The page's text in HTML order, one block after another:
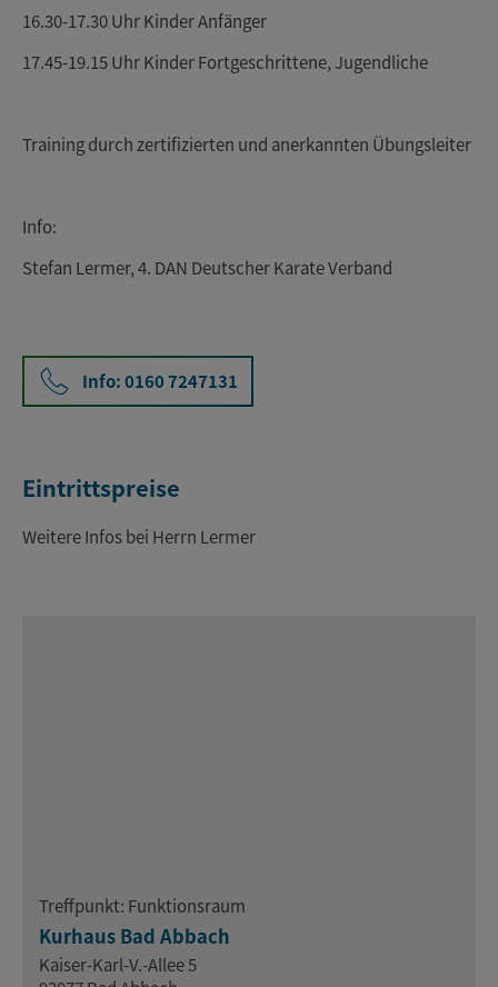
16.30-17.30 Uhr Kinder Anfänger
17.45-19.15 Uhr Kinder Fortgeschrittene, Jugendliche
Training durch zertifizierten und anerkannten Übungsleiter
Info:
Stefan Lermer, 4. DAN Deutscher Karate Verband
Info: 0160 7247131
Eintrittspreise
Weitere Infos bei Herrn Lermer
Treffpunkt: Funktionsraum
Kurhaus Bad Abbach
Kaiser-Karl-V.-Allee 5